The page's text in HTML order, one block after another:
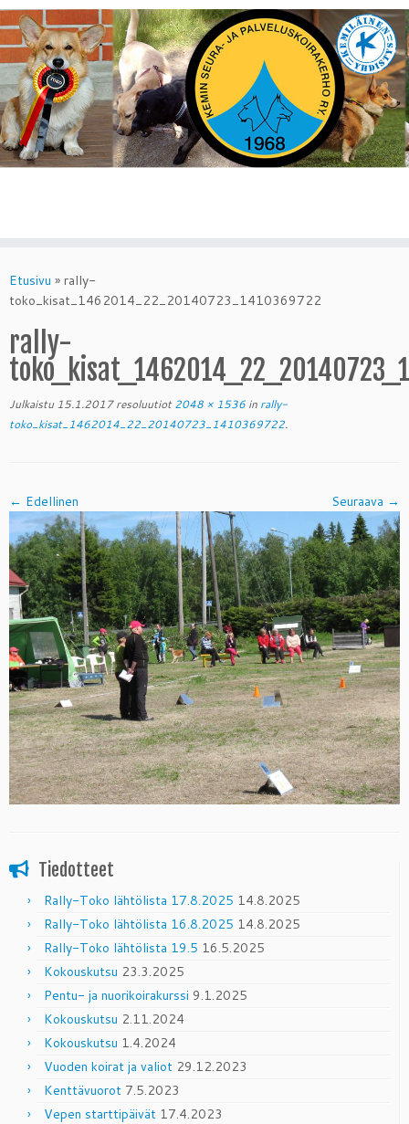
to
content
Etusivu » rally-
toko_kisat_1462014_22_20140723_1410369722
rally-
Julkaistu 15.1.2017resoluutiot2048 × 1536 in rally-
toko_kisat_1462014_22_20140723_1410369722.
← Edellinen Seuraava →
Tiedotteet
Rally-Toko lähtölista 17.8.2025 14.8.2025
Rally-Toko lähtölista 16.8.2025 14.8.2025
Rally-Toko lähtölista 19.5 16.5.2025
Kokouskutsu 23.3.2025
Pentu- ja nuorikoirakurssi 9.1.2025
Kokouskutsu 2.11.2024
Kokouskutsu 1.4.2024
Vuoden koirat ja valiot 29.12.2023
Kenttävuorot 7.5.2023
Vepen starttipäivät 17.4.2023